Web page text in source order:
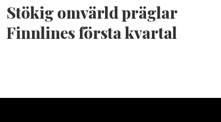
Stökig omvärld präglar
Finnlines första kvartal